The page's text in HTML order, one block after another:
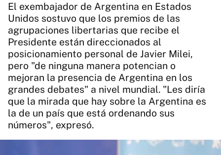
El exembajador de Argentina en Estados
Unidos sostuvo que los premios de las
agrupaciones libertarias que recibe el
Presidente están direccionados al
posicionamiento personal de Javier Milei,
pero "de ninguna manera potencian o
mejoran la presencia de Argentina en los
grandes debates" a nivel mundial. "Les diría
que la mirada que hay sobre la Argentina es
la de un país que está ordenando sus
números", expresó.